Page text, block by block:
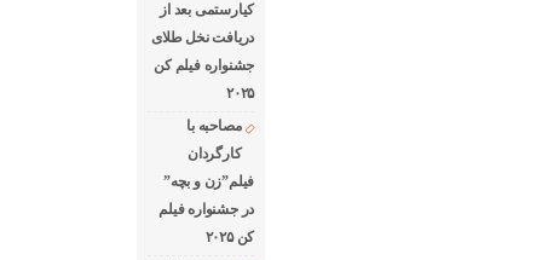
کیارستمی بعد از
دریافت نخل طلای
جشنواره فیلم کن
۲۰۲۵
مصاحبه با
کارگردان
فیلم”زن و بچه”
در جشنواره فیلم
کن ۲۰۲۵